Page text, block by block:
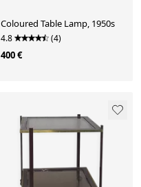
Coloured Table Lamp, 1950s
4.8 (4)
400 €